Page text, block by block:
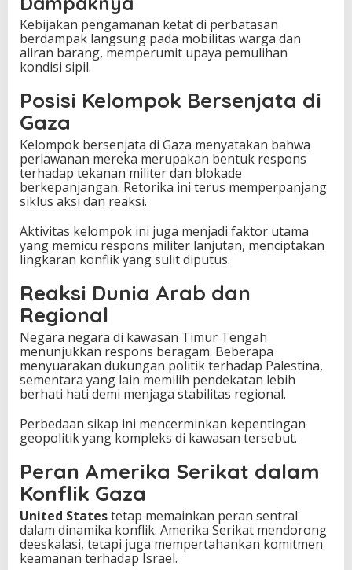
Kebijakan pengamanan ketat di perbatasan
berdampak langsung pada mobilitas warga dan
aliran barang, memperumit upaya pemulihan
kondisi sipil.
Posisi Kelompok Bersenjata di
Gaza
Kelompok bersenjata di Gaza menyatakan bahwa
perlawanan mereka merupakan bentuk respons
terhadap tekanan militer dan blokade
berkepanjangan. Retorika ini terus memperpanjang
siklus aksi dan reaksi.
Aktivitas kelompok ini juga menjadi faktor utama
yang memicu respons militer lanjutan, menciptakan
lingkaran konflik yang sulit diputus.
Reaksi Dunia Arab dan
Regional
Negara negara di kawasan Timur Tengah
menunjukkan respons beragam. Beberapa
menyuarakan dukungan politik terhadap Palestina,
sementara yang lain memilih pendekatan lebih
berhati hati demi menjaga stabilitas regional.
Perbedaan sikap ini mencerminkan kepentingan
geopolitik yang kompleks di kawasan tersebut.
Peran Amerika Serikat dalam
Konflik Gaza
United Statestetap memainkan peran sentral
dalam dinamika konflik. Amerika Serikat mendorong
deeskalasi, tetapi juga mempertahankan komitmen
keamanan terhadap Israel.